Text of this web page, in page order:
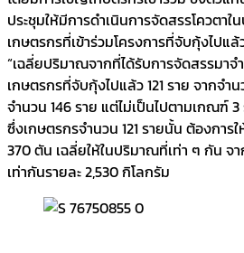
ประชุมให้มีการดำเนินการจัดสรรโควตา
เกษตรกรที่เข้าร่วมโครงการที่จับกุ้งไปแล้
“เฉลี่ยปริมาณจากที่ได้รับการจัดสรรมา
เกษตรกรที่จับกุ้งไปแล้ว 121 ราย จากจำ
จำนวน 146 ราย แต่ไม่เป็นไปตามเกณฑ์
ซึ่งเกษตรกรจำนวน 121 รายนั้น ต้องกา
370 ตัน เฉลี่ยให้ในปริมาณที่เท่า ๆ กัน จ
เท่ากันรายละ 2,530 กิโลกรัม